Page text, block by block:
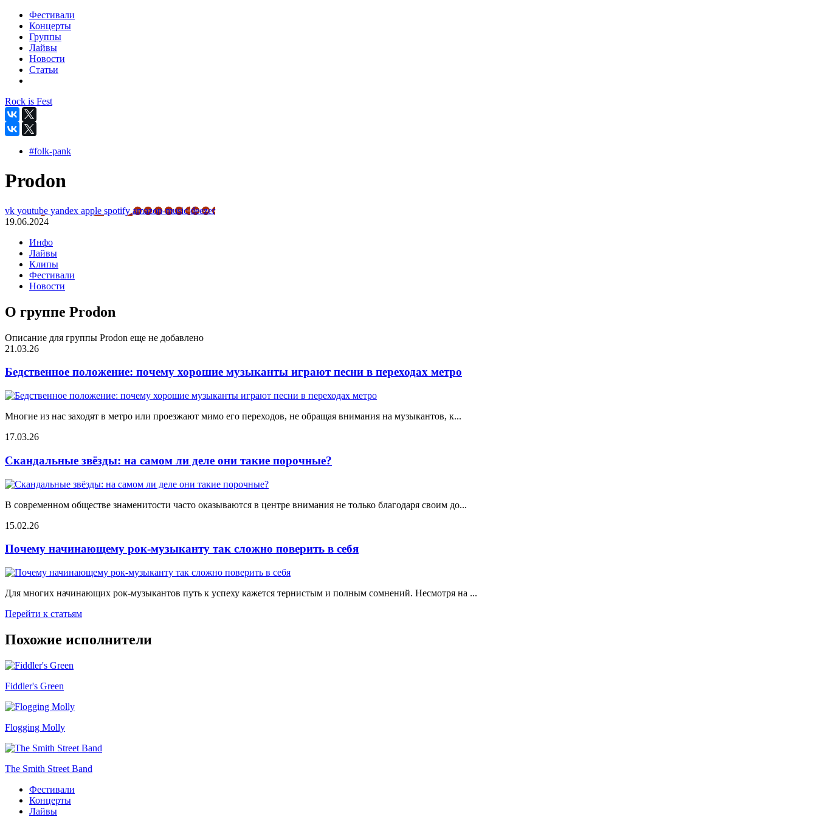
Фестивали
Концерты
Группы
Лайвы
Новости
Статьи
Rock is Fest
#folk-pank
Prodon
vk youtube yandex apple spotifyamazon-musicdeezer
19.06.2024
Инфо
Лайвы
Клипы
Фестивали
Новости
О группе Prodon
Описание для группы Prodon еще не добавлено
21.03.26
Бедственное положение: почему хорошие музыканты играют песни в переходах метро
Многие из нас заходят в метро или проезжают мимо его переходов, не обращая внимания на музыкантов, к...
17.03.26
Скандальные звёзды: на самом ли деле они такие порочные?
В современном обществе знаменитости часто оказываются в центре внимания не только благодаря своим до...
15.02.26
Почему начинающему рок-музыканту так сложно поверить в себя
Для многих начинающих рок-музыкантов путь к успеху кажется тернистым и полным сомнений. Несмотря на ...
Перейти к статьям
Похожие исполнители
Fiddler's Green
Flogging Molly
The Smith Street Band
Фестивали
Концерты
Лайвы